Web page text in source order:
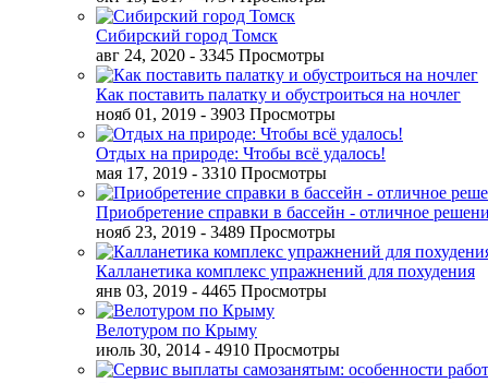
Сибирский город Томск
авг 24, 2020 - 3345 Просмотры
Как поставить палатку и обустроиться на ночлег
нояб 01, 2019 - 3903 Просмотры
Отдых на природе: Чтобы всё удалось!
мая 17, 2019 - 3310 Просмотры
Приобретение справки в бассейн - отличное
нояб 23, 2019 - 3489 Просмотры
Калланетика комплекс упражнений для похудения
янв 03, 2019 - 4465 Просмотры
Велотуром по Крыму
июль 30, 2014 - 4910 Просмотры